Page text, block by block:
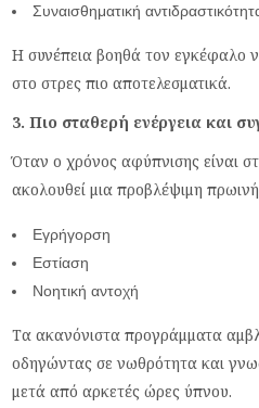
Συναισθηματική
Η συνέπεια βοηθά τον εγκέφαλο
στο στρες πιο αποτελεσματικά.
3. Πιο σταθερή ενέργεια και
Όταν ο χρόνος αφύπνισης είναι
ακολουθεί μια προβλέψιμη
Εγρήγορση
Εστίαση
Νοητική αντοχή
Τα ακανόνιστα προγράμματα
οδηγώντας σε νωθρότητα και
μετά από αρκετές ώρες ύπνου.